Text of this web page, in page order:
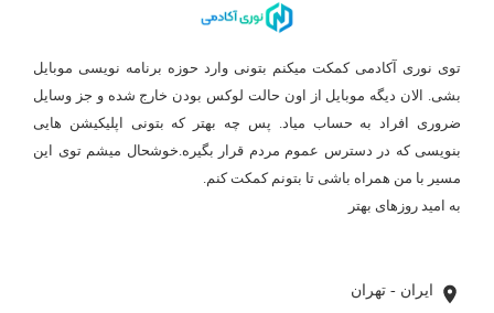
توی نوری آکادمی کمکت میکنم بتونی وارد حوزه برنامه نویسی موبایل
بشی. الان دیگه موبایل از اون حالت لوکس بودن خارج شده و جز وسایل
ضروری افراد به حساب میاد. پس چه بهتر که بتونی اپلیکیشن هایی
بنویسی که در دسترس عموم مردم قرار بگیره.خوشحال میشم توی این
مسیر با من همراه باشی تا بتونم کمکت کنم.
به امید روزهای بهتر
ایران - تهران